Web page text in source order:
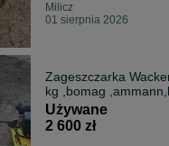
Milicz
01 sierpnia 2026
Zageszczarka
kg ,bomag
Używane
2 600 zł